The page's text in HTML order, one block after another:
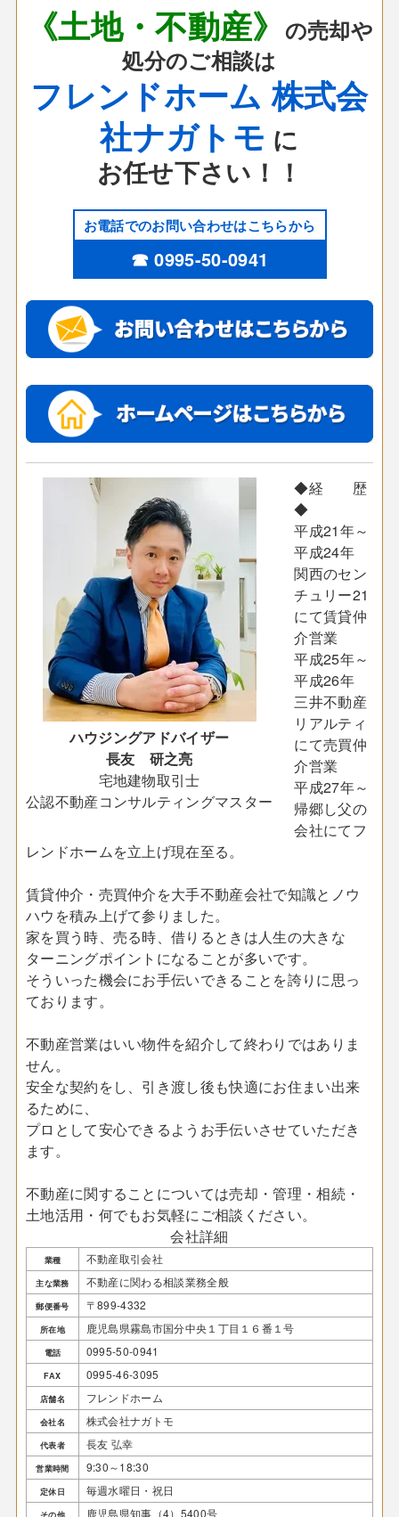
《土地・不動産》 の売却や
処分のご相談は
フレンドホーム 株式会
社ナガトモ に
お任せ下さい！！
お電話でのお問い合わせはこちらから
☎ 0995-50-0941
ハウジングアドバイザー
長友 研之亮
宅地建物取引士
公認不動産コンサルティングマスター
◆経 歴
◆
平成21年～
平成24年
関西のセン
チュリー21
にて賃貸仲
介営業
平成25年～
平成26年
三井不動産
リアルティ
にて売買仲
介営業
平成27年～
帰郷し父の
会社にてフ
レンドホームを立上げ現在至る。
賃貸仲介・売買仲介を大手不動産会社で知識とノウ
ハウを積み上げて参りました。
家を買う時、売る時、借りるときは人生の大きな
ターニングポイントになることが多いです。
そういった機会にお手伝いできることを誇りに思っ
ております。
不動産営業はいい物件を紹介して終わりではありま
せん。
安全な契約をし、引き渡し後も快適にお住まい出来
るために、
プロとして安心できるようお手伝いさせていただき
ます。
不動産に関することについては売却・管理・相続・
土地活用・何でもお気軽にご相談ください。
会社詳細
業種 不動産取引会社
主な業務 不動産に関わる相談業務全般
郵便番号 〒899-4332
所在地 鹿児島県霧島市国分中央１丁目１６番１号
電話 0995-50-0941
FAX 0995-46-3095
店舗名 フレンドホーム
会社名 株式会社ナガトモ
代表者 長友 弘幸
営業時間 9:30～18:30
定休日 毎週水曜日・祝日
その他 鹿児島県知事（4）5400号